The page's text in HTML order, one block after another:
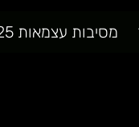
מסיבות עצמאות 2025